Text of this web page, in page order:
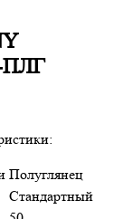
ПЛГ
Полуглянец
Стандартный